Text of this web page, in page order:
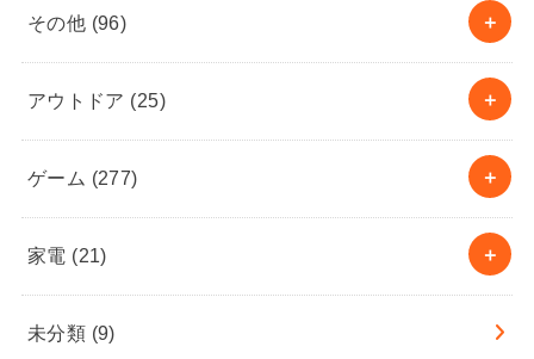
その他 (96)
アウトドア (25)
ゲーム (277)
家電 (21)
未分類 (9)